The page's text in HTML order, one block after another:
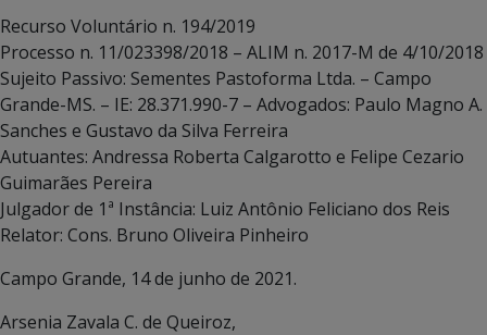
Recurso Voluntário n. 194/2019
Processo n. 11/023398/2018 – ALIM n. 2017-M de 4/10/2018
Sujeito Passivo: Sementes Pastoforma Ltda. – Campo
Grande-MS. – IE: 28.371.990-7 – Advogados: Paulo Magno A.
Sanches e Gustavo da Silva Ferreira
Autuantes: Andressa Roberta Calgarotto e Felipe Cezario
Guimarães Pereira
Julgador de 1ª Instância: Luiz Antônio Feliciano dos Reis
Relator: Cons. Bruno Oliveira Pinheiro
Campo Grande, 14 de junho de 2021.
Arsenia Zavala C. de Queiroz,